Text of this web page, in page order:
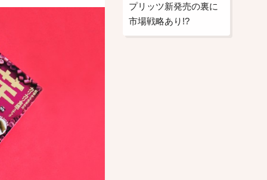
プリッツ新発売の裏に
市場戦略あり!?